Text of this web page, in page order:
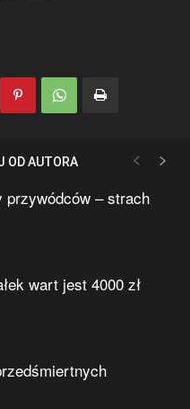
OD AUTORA
przywódców – strach
wart jest 4000 zł